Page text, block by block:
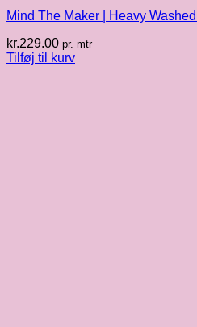
Mind The Maker | Heavy
kr.229.00 pr. mtr
Tilføj til kurv